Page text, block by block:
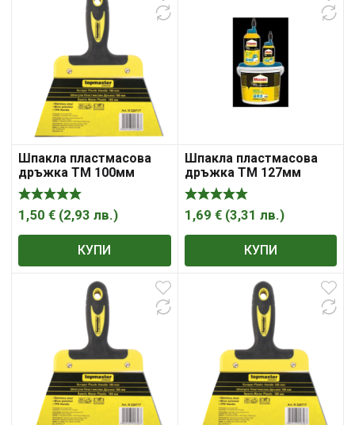
Шпакла пластмасова
дръжка ТМ 100мм
1,50 € (2,93 лв.)
КУПИ
Шпакла пластмасова
дръжка ТМ 127мм
1,69 € (3,31 лв.)
КУПИ